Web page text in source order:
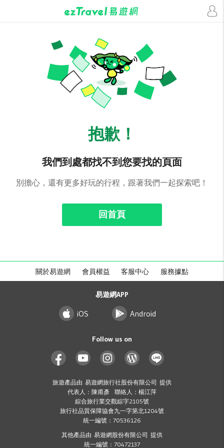
抱歉！
我們到處都找不到您要找的頁面
別擔心，還有更多好玩的行程，跟著我們一起探索吧！
回首頁
關於易遊網 會員權益 客服中心 服務據點
易遊網APP
iOS Android
Follow us on
旅遊產品由 易遊網旅行社股份有限公司 提供
代表人：陳甫彥 聯絡人：楊江萍
綜合旅行業交觀綜字2105號
旅行社品質保障協會九一字第北1204號
統一編號：70536126
其他產品由 易遊網股份有限公司 提供
統一編號：70472137